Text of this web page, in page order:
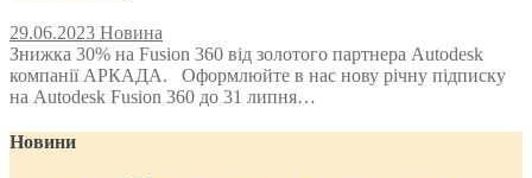
29.06.2023 Новина
Знижка 30% на Fusion 360 від золотого партнера Autodesk
компанії АРКАДА. Оформлюйте в нас нову річну підписку
на Autodesk Fusion 360 до 31 липня…
Новини